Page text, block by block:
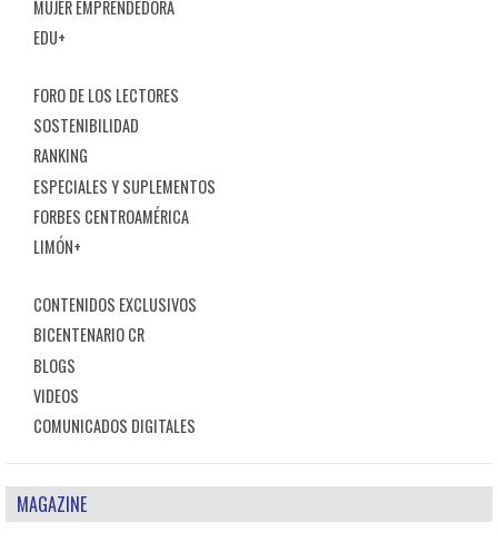
MUJER EMPRENDEDORA
EDU+
FORO DE LOS LECTORES
SOSTENIBILIDAD
RANKING
ESPECIALES Y SUPLEMENTOS
FORBES CENTROAMÉRICA
LIMÓN+
CONTENIDOS EXCLUSIVOS
BICENTENARIO CR
BLOGS
VIDEOS
COMUNICADOS DIGITALES
MAGAZINE